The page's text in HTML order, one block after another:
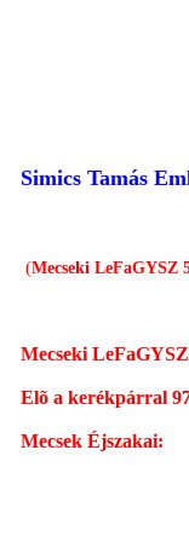
Simics Tamás
(Mecseki LeFaGYSZ
Mecseki
Elõ a kerékpárral
Mecsek